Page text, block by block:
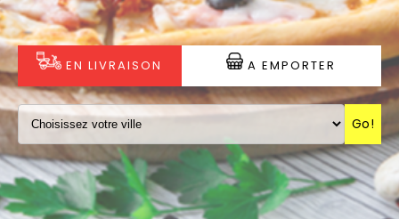
LA CARTE
VOTRE COMPTE
NOTRE RESTAURANT
VOS AVIS
MENTIONS LÉGALES
C.G.V
EN LIVRAISON A EMPORTER
Go!